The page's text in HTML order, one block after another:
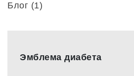
Блог (1)
Эмблема диабета